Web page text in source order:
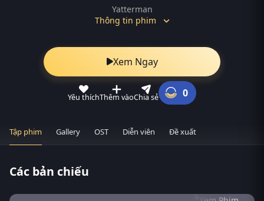
Yatterman
Thông tin phim
Xem Ngay
Yêu thíchThêm vàoChia sẻ 0
Tập phim Gallery OST Diễn viên Đề xuất
Các bản chiếu